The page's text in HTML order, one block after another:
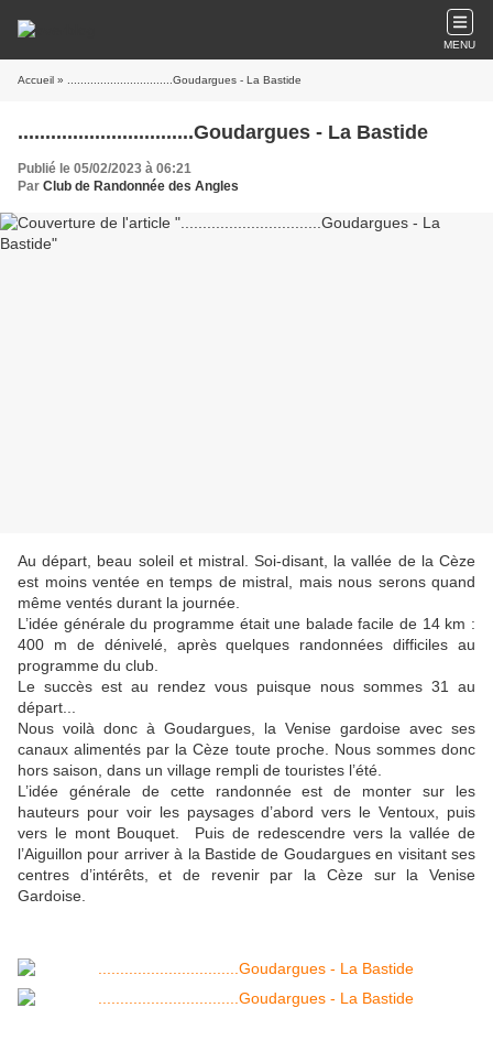
MENU
Accueil » ................................Goudargues - La Bastide
................................Goudargues - La Bastide
Publié le 05/02/2023 à 06:21
Par Club de Randonnée des Angles
Au départ, beau soleil et mistral. Soi-disant, la vallée de la Cèze
est moins ventée en temps de mistral, mais nous serons quand
même ventés durant la journée.
L’idée générale du programme était une balade facile de 14 km :
400 m de dénivelé, après quelques randonnées difficiles au
programme du club.
Le succès est au rendez vous puisque nous sommes 31 au
départ...
Nous voilà donc à Goudargues, la Venise gardoise avec ses
canaux alimentés par la Cèze toute proche. Nous sommes donc
hors saison, dans un village rempli de touristes l’été.
L’idée générale de cette randonnée est de monter sur les
hauteurs pour voir les paysages d’abord vers le Ventoux, puis
vers le mont Bouquet. Puis de redescendre vers la vallée de
l’Aiguillon pour arriver à la Bastide de Goudargues en visitant ses
centres d’intérêts, et de revenir par la Cèze sur la Venise
Gardoise.